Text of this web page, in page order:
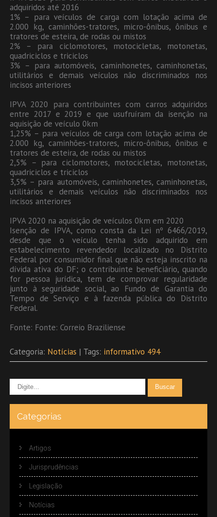
adquiridos até 2016
1% – para veículos de carga com lotação acima de
2.000 kg, caminhões-tratores, micro-ônibus, ônibus e
tratores de esteira, de rodas ou mistos
2% – para ciclomotores, motocicletas, motonetas,
quadriciclos e triciclos
3% – para automóveis, caminhonetes, caminhonetas,
utilitários e demais veículos não discriminados nos
incisos anteriores
IPVA 2020 para contribuintes com carros adquiridos
entre 2017 e 2019 e que usufruíram da isenção na
aquisição de veículo 0km
1,25% – para veículos de carga com lotação acima de
2.000 kg, caminhões-tratores, micro-ônibus, ônibus e
tratores de esteira, de rodas ou mistos
2,5% – para ciclomotores, motocicletas, motonetas,
quadriciclos e triciclos
3,5% – para automóveis, caminhonetes, caminhonetas,
utilitários e demais veículos não discriminados nos
incisos anteriores
IPVA 2020 na aquisição de veículos 0km em 2020
Isenção de IPVA, como consta da Lei nº 6466/2019,
desde que o veículo tenha sido adquirido em
estabelecimento revendedor localizado no Distrito
Federal por consumidor final que não esteja inscrito na
dívida ativa do DF; o contribuinte beneficiário, quando
for pessoa jurídica, tem de comprovar regularidade
junto à seguridade social, ao Fundo de Garantia do
Tempo de Serviço e à fazenda pública do Distrito
Federal.
Fonte: Fonte: Correio Braziliense
Categoria: Notícias | Tags: informativo 494
Categorias
Artigos
Jurisprudências
Legislação
Notícias